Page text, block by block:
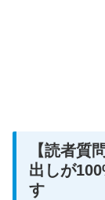
【読者質
出しが
す